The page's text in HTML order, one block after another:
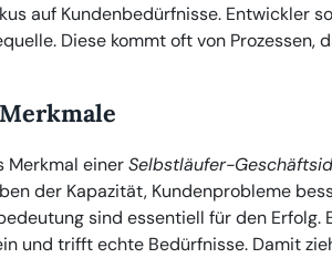
auf Kundenbedürfnisse. Entwickler
Diese kommt oft von Prozessen,
Merkmal einerSelbstläufer-
der Kapazität, Kundenprobleme
sind essentiell für den
und trifft echte Bedürfnisse. Damit